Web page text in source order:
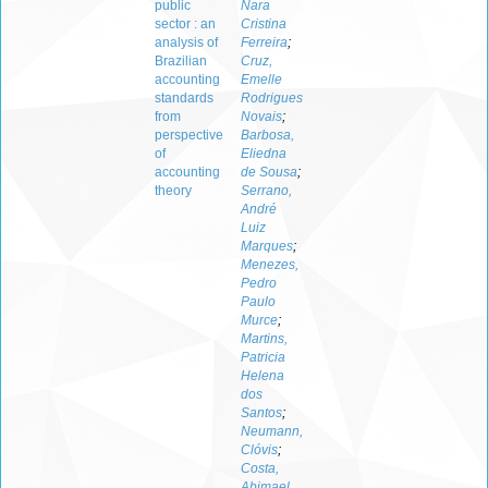
public
sector : an
analysis of
Brazilian
accounting
standards
from
perspective
of
accounting
theory
Nara
Cristina
Ferreira;
Cruz,
Emelle
Rodrigues
Novais;
Barbosa,
Eliedna
de Sousa;
Serrano,
André
Luiz
Marques;
Menezes,
Pedro
Paulo
Murce;
Martins,
Patricia
Helena
dos
Santos;
Neumann,
Clóvis;
Costa,